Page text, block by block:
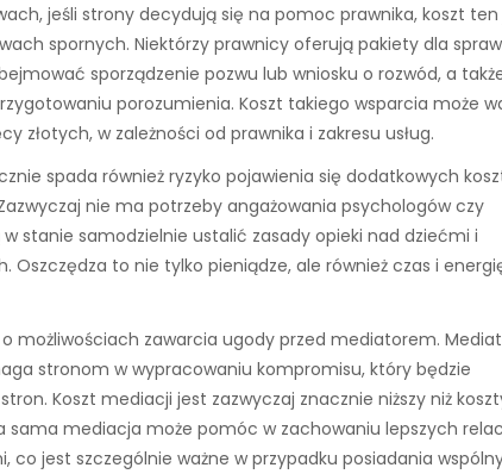
jeśli strony decydują się na pomoc prawnika, koszt ten
spornych. Niektórzy prawnicy oferują pakiety dla spraw
sporządzenie pozwu lub wniosku o rozwód, a
porozumienia. Koszt takiego wsparcia może
złotych, w zależności od prawnika i zakresu usług.
spada również ryzyko pojawienia się dodatkowych
nie ma potrzeby angażowania psychologów czy
stanie samodzielnie ustalić zasady opieki nad dziećmi i
Oszczędza to nie tylko pieniądze, ale również czas i
możliwościach zawarcia ugody przed mediatorem.
stronom w wypracowaniu kompromisu, który będzie
Koszt mediacji jest zazwyczaj znacznie niższy niż
sama mediacja może pomóc w zachowaniu lepszych
co jest szczególnie ważne w przypadku posiadania